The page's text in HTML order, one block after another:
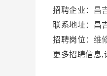
招聘企业：
昌
联系地址：昌
招聘岗位： 维
更多招聘信息,